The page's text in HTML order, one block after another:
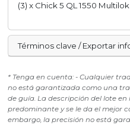
(3) x Chick 5 QL 1550
Términos clave / Exportar
* Tenga en cuenta: - Cualquier
no está garantizada como una
de guía. La descripción del lote en
predominante y se le da el mejor
embargo, la precisión no está